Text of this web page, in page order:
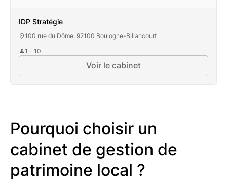
IDP Stratégie
100 rue du Dôme, 92100 Boulogne-Billancourt
1 - 10
Voir le cabinet
Pourquoi choisir un
cabinet de gestion de
patrimoine local ?